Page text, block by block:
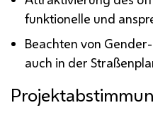
funktionelle und
Beachten von
auch in der